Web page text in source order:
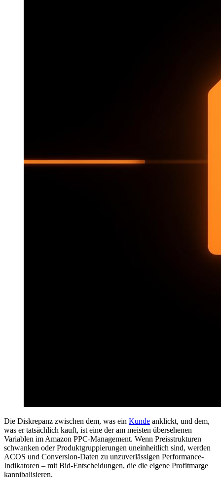
Die Diskrepanz zwischen dem, was ein Kunde anklickt, und dem,
was er tatsächlich kauft, ist eine der am meisten übersehenen
Variablen im Amazon PPC-Management. Wenn Preisstrukturen
schwanken oder Produktgruppierungen uneinheitlich sind, werden
ACOS und Conversion-Daten zu unzuverlässigen Performance-
Indikatoren – mit Bid-Entscheidungen, die die eigene Profitmarge
kannibalisieren.